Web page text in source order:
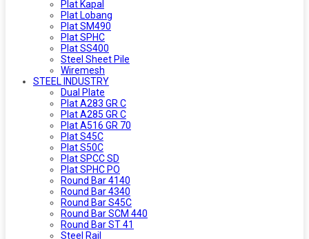
Plat Kapal
Plat Lobang
Plat SM490
Plat SPHC
Plat SS400
Steel Sheet Pile
Wiremesh
STEEL INDUSTRY
Dual Plate
Plat A283 GR C
Plat A285 GR C
Plat A516 GR 70
Plat S45C
Plat S50C
Plat SPCC SD
Plat SPHC PO
Round Bar 4140
Round Bar 4340
Round Bar S45C
Round Bar SCM 440
Round Bar ST 41
Steel Rail